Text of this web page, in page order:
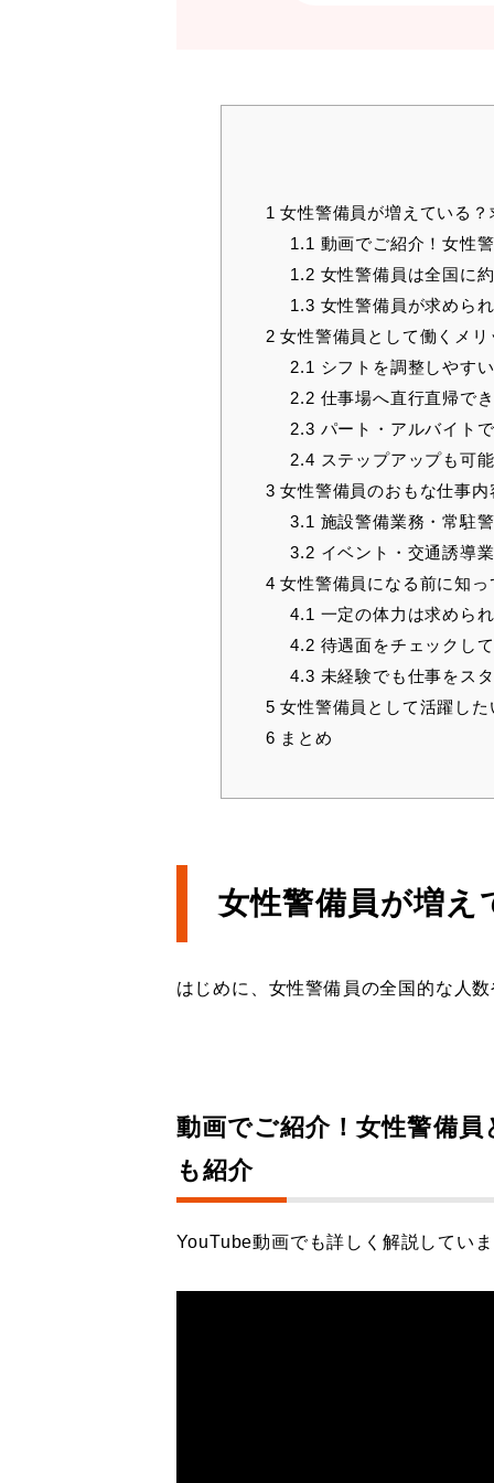
1 女性警備員が増えている
1.1 動画でご紹介！女性
1.2 女性警備員は全国に
1.3 女性警備員が求めら
2 女性警備員として働くメリ
2.1 シフトを調整しやすい
2.2 仕事場へ直行直帰で
2.3 パート・アルバイト
2.4 ステップアップも可能
3 女性警備員のおもな仕事内
3.1 施設警備業務・常駐
3.2 イベント・交通誘導
4 女性警備員になる前に知
4.1 一定の体力は求めら
4.2 待遇面をチェックし
4.3 未経験でも仕事をス
5 女性警備員として活躍し
6 まとめ
女性警備員が増
はじめに、女性警備員の全国的な人
動画でご紹介！女性警備
も紹介
YouTube動画でも詳しく解説してい